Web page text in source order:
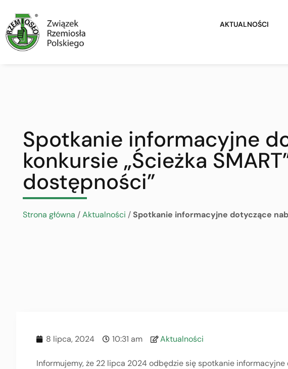
AKTUALNOŚCI
Spotkanie informacyjne
konkursie „Ścieżka
dostępności”
Strona główna /Aktualności /Spotkanie informacyjne dotyczące
8 lipca, 2024 10:31 am Aktualności
Informujemy, że 22 lipca 2024 odbędzie się spotkanie